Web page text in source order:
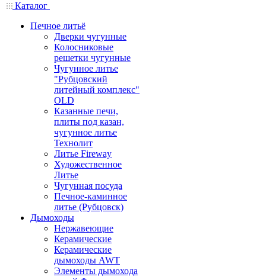
Каталог
Печное литьё
Дверки чугунные
Колосниковые
решетки чугунные
Чугунное литье
"Рубцовский
литейный комплекс"
OLD
Казанные печи,
плиты под казан,
чугунное литье
Технолит
Литье Fireway
Художественное
Литье
Чугунная посуда
Печное-каминное
литье (Рубцовск)
Дымоходы
Нержавеющие
Керамические
Керамические
дымоходы AWT
Элементы дымохода